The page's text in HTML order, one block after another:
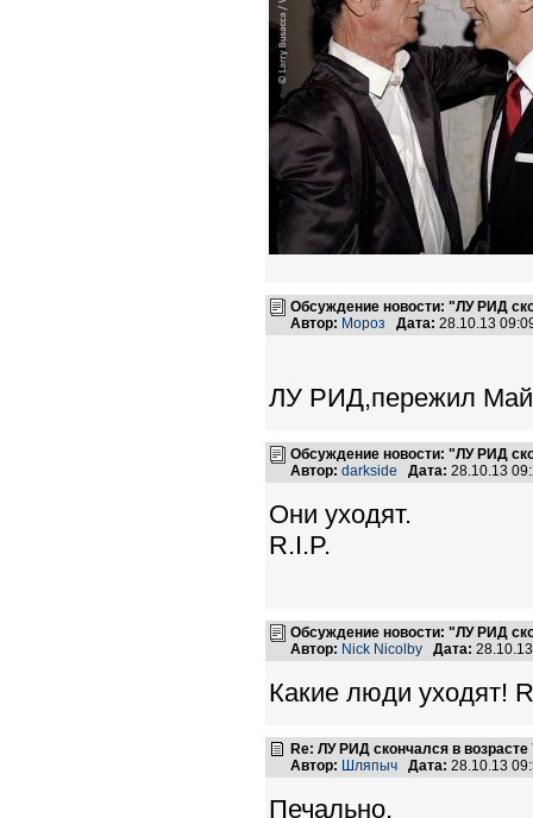
Обсуждение новости: "ЛУ РИД
Автор: Мороз Дата: 28.10.13
ЛУ РИД,пережил
Обсуждение новости: "ЛУ РИД
Автор: darkside Дата: 28.10.13
Они уходят.
R.I.P.
Обсуждение новости: "ЛУ РИД
Автор: Nick Nicolby Дата:
Какие люди уходят!
Re: ЛУ РИД скончался в возрасте
Автор: Шляпыч Дата: 28.10.13
Печально.